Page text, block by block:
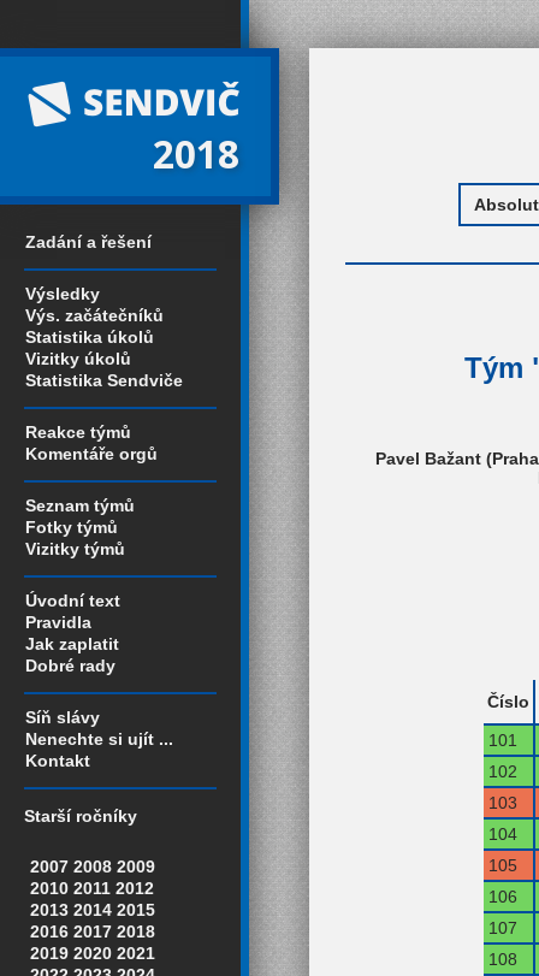
2018
Zadání a řešení
Výsledky
Výs. začátečníků
Statistika úkolů
Vizitky úkolů
Statistika Sendviče
Reakce týmů
Komentáře orgů
Seznam týmů
Fotky týmů
Vizitky týmů
Úvodní text
Pravidla
Jak zaplatit
Dobré rady
Síň slávy
Nenechte si ujít ...
Kontakt
Starší ročníky
2007 2008 2009
2010 2011 2012
2013 2014 2015
2016 2017 2018
2019 2020 2021
Tým
Pavel Bažant
Číslo
101
102
103
104
105
106
107
108